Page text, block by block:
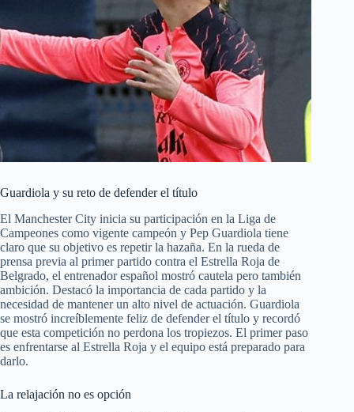
Guardiola y su reto de defender el título
El Manchester City inicia su participación en la Liga de
Campeones como vigente campeón y Pep Guardiola tiene
claro que su objetivo es repetir la hazaña. En la rueda de
prensa previa al primer partido contra el Estrella Roja de
Belgrado, el entrenador español mostró cautela pero también
ambición. Destacó la importancia de cada partido y la
necesidad de mantener un alto nivel de actuación. Guardiola
se mostró increíblemente feliz de defender el título y recordó
que esta competición no perdona los tropiezos. El primer paso
es enfrentarse al Estrella Roja y el equipo está preparado para
darlo.
La relajación no es opción